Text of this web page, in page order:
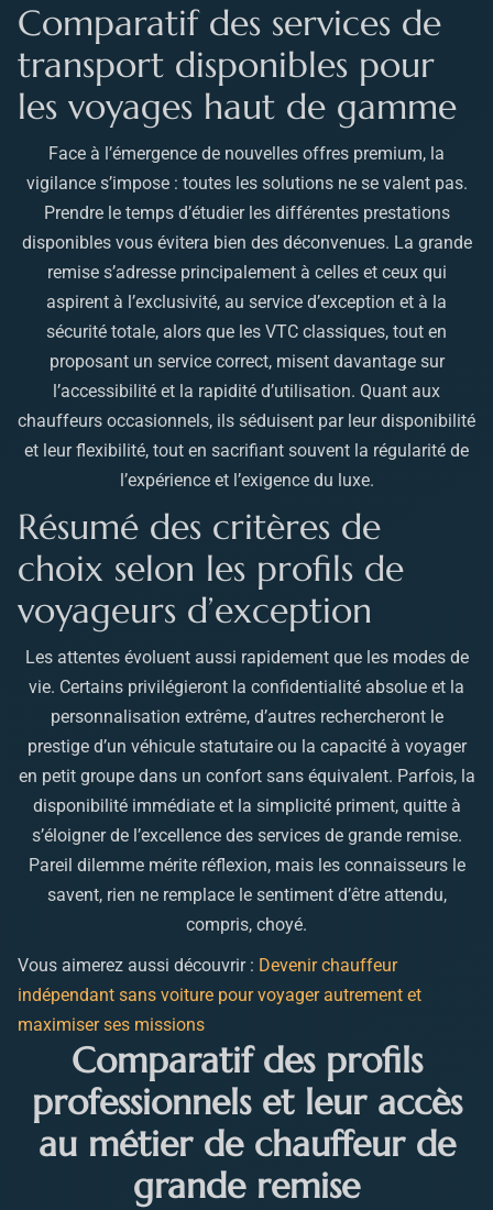
Comparatif des services de
transport disponibles pour
les voyages haut de gamme
Face à l’émergence de nouvelles offres premium, la
vigilance s’impose : toutes les solutions ne se valent pas.
Prendre le temps d’étudier les différentes prestations
disponibles vous évitera bien des déconvenues. La grande
remise s’adresse principalement à celles et ceux qui
aspirent à l’exclusivité, au service d’exception et à la
sécurité totale, alors que les VTC classiques, tout en
proposant un service correct, misent davantage sur
l’accessibilité et la rapidité d’utilisation. Quant aux
chauffeurs occasionnels, ils séduisent par leur disponibilité
et leur flexibilité, tout en sacrifiant souvent la régularité de
l’expérience et l’exigence du luxe.
Résumé des critères de
choix selon les profils de
voyageurs d’exception
Les attentes évoluent aussi rapidement que les modes de
vie. Certains privilégieront la confidentialité absolue et la
personnalisation extrême, d’autres rechercheront le
prestige d’un véhicule statutaire ou la capacité à voyager
en petit groupe dans un confort sans équivalent. Parfois, la
disponibilité immédiate et la simplicité priment, quitte à
s’éloigner de l’excellence des services de grande remise.
Pareil dilemme mérite réflexion, mais les connaisseurs le
savent, rien ne remplace le sentiment d’être attendu,
compris, choyé.
Vous aimerez aussi découvrir : Devenir chauffeur
indépendant sans voiture pour voyager autrement et
maximiser ses missions
Comparatif des profils
professionnels et leur accès
au métier de chauffeur de
grande remise